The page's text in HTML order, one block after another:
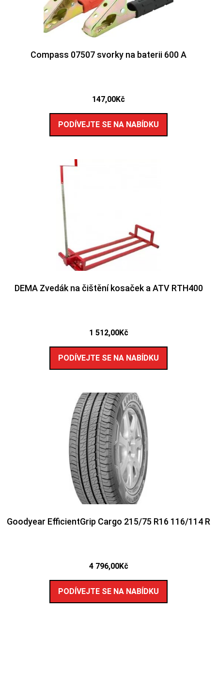
Compass 07507 svorky na baterii 600 A
147,00Kč
PODÍVEJTE SE NA NABÍDKU
DEMA Zvedák na čištění kosaček a ATV RTH400
1 512,00Kč
PODÍVEJTE SE NA NABÍDKU
Goodyear EfficientGrip Cargo 215/75 R16 116/114 R
4 796,00Kč
PODÍVEJTE SE NA NABÍDKU